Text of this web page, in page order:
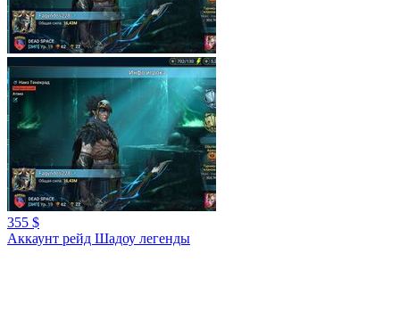
355 $
Аккаунт рейд Шадоу легенды